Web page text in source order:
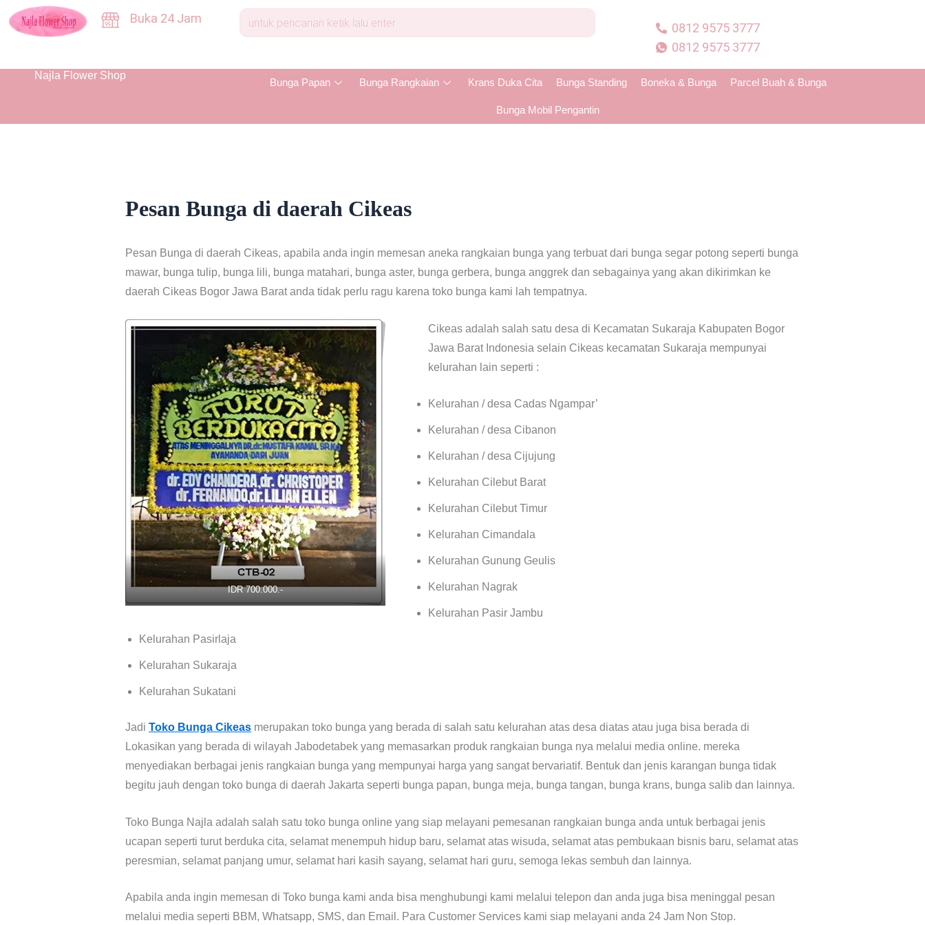
Skip
Buka 24 Jam
0812 9575 3777
0812 9575 3777
Najla Flower Shop
Bunga Papan Bunga Rangkaian Krans Duka Cita Bunga Standing Boneka & Bunga Parcel Buah & Bunga
Bunga Mobil Pengantin
Pesan Bunga di daerah Cikeas
Pesan Bunga di daerah Cikeas, apabila anda ingin memesan aneka rangkaian bunga yang terbuat dari bunga segar potong seperti bunga
mawar, bunga tulip, bunga lili, bunga matahari, bunga aster, bunga gerbera, bunga anggrek dan sebagainya yang akan dikirimkan ke
daerah Cikeas Bogor Jawa Barat anda tidak perlu ragu karena toko bunga kami lah tempatnya.
IDR 700.000.-
Cikeas adalah salah satu desa di Kecamatan Sukaraja Kabupaten Bogor
Jawa Barat Indonesia selain Cikeas kecamatan Sukaraja mempunyai
kelurahan lain seperti :
Kelurahan / desa Cadas Ngampar’
Kelurahan / desa Cibanon
Kelurahan / desa Cijujung
Kelurahan Cilebut Barat
Kelurahan Cilebut Timur
Kelurahan Cimandala
Kelurahan Gunung Geulis
Kelurahan Nagrak
Kelurahan Pasir Jambu
Kelurahan Pasirlaja
Kelurahan Sukaraja
Kelurahan Sukatani
Jadi Toko Bunga Cikeas merupakan toko bunga yang berada di salah satu kelurahan atas desa diatas atau juga bisa berada di
Lokasikan yang berada di wilayah Jabodetabek yang memasarkan produk rangkaian bunga nya melalui media online. mereka
menyediakan berbagai jenis rangkaian bunga yang mempunyai harga yang sangat bervariatif. Bentuk dan jenis karangan bunga tidak
begitu jauh dengan toko bunga di daerah Jakarta seperti bunga papan, bunga meja, bunga tangan, bunga krans, bunga salib dan lainnya.
Toko Bunga Najla adalah salah satu toko bunga online yang siap melayani pemesanan rangkaian bunga anda untuk berbagai jenis
ucapan seperti turut berduka cita, selamat menempuh hidup baru, selamat atas wisuda, selamat atas pembukaan bisnis baru, selamat atas
peresmian, selamat panjang umur, selamat hari kasih sayang, selamat hari guru, semoga lekas sembuh dan lainnya.
Apabila anda ingin memesan di Toko bunga kami anda bisa menghubungi kami melalui telepon dan anda juga bisa meninggal pesan
melalui media seperti BBM, Whatsapp, SMS, dan Email. Para Customer Services kami siap melayani anda 24 Jam Non Stop.